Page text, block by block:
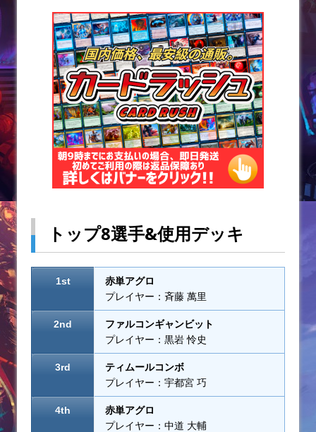
o
o
k
トップ8選手&使用デッキ
1st
赤単アグロ
プレイヤー：斉藤 萬里
2nd
ファルコンギャンビット
プレイヤー：黒岩 怜史
3rd
ティムールコンボ
プレイヤー：宇都宮 巧
4th
赤単アグロ
プレイヤー：中道 大輔